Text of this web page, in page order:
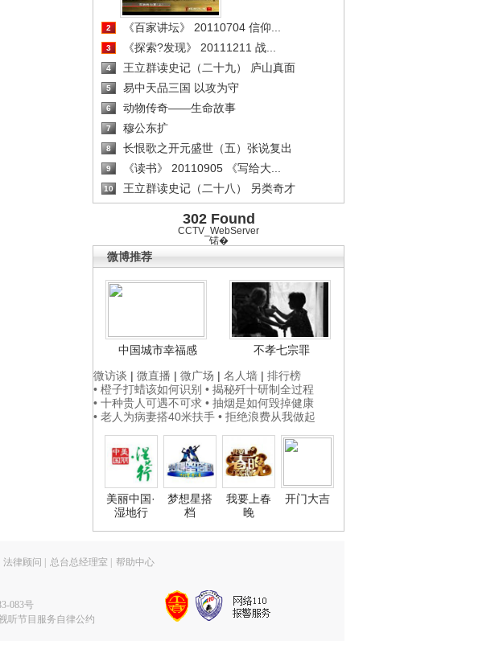
2 《百家讲坛》 20110704 信仰...
3 《探索?发现》 20111211 战...
4 王立群读史记（二十九） 庐山真面
5 易中天品三国 以攻为守
6 动物传奇——生命故事
7 穆公东扩
8 长恨歌之开元盛世（五）张说复出
9 《读书》 20110905 《写给大...
10 王立群读史记（二十八） 另类奇才
302 Found
CCTV_WebServer
锘�
微博推荐
中国城市幸福感
不孝七宗罪
微访谈 | 微直播 | 微广场 | 名人墙 | 排行榜
• 橙子打蜡该如何识别 • 揭秘歼十研制全过程
• 十种贵人可遇不可求 • 抽烟是如何毁掉健康
• 老人为病妻搭40米扶手 • 拒绝浪费从我做起
美丽中国·
湿地行
梦想星搭
档
我要上春
晚
开门大吉
法律顾问 总台总经理室 帮助中心
083号
听节目服务自律公约